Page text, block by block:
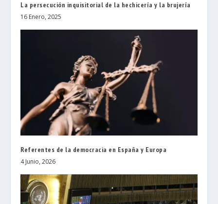
La persecución inquisitorial de la hechicería y la brujería
16 Enero, 2025
Referentes de la democracia en España y Europa
4 Junio, 2026